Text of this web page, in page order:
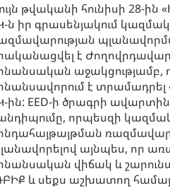
թվականի հունիսի 28-
ն իր գրասենյակում
է
աջակցությամբ,
է
ին: EED-ի ծրագրի
որպեսզի
այնպես, որ
վիճակ և
և սեքս աշխատող